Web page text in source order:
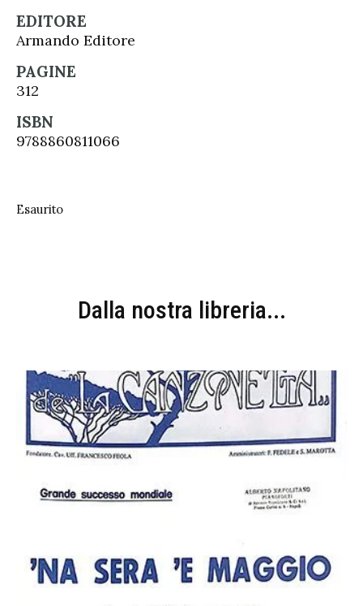
EDITORE
Armando Editore
PAGINE
312
ISBN
9788860811066
Esaurito
Dalla nostra libreria...